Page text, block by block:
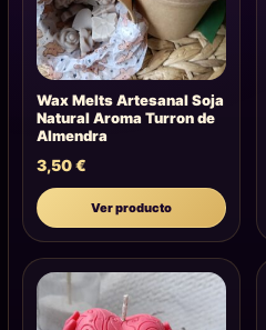
Wax Melts Artesanal Soja
Natural Aroma Turron de
Almendra
3,50€
Ver producto